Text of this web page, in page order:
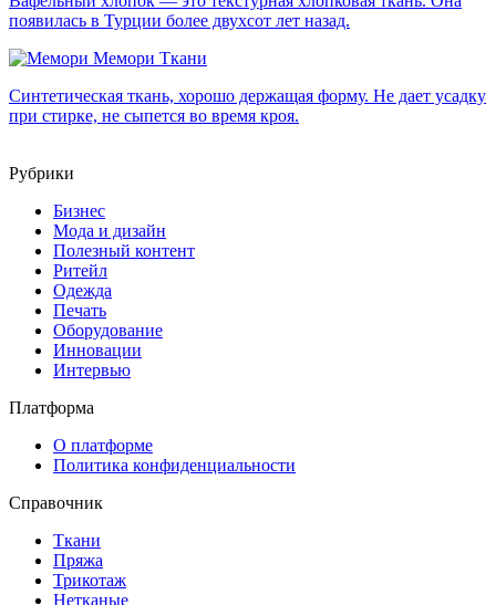
появилась в Турции более двухсот лет назад.
Мемори Ткани
Синтетическая ткань, хорошо держащая форму. Не дает усадку
при стирке, не сыпется во время кроя.
Рубрики
Бизнес
Мода и дизайн
Полезный контент
Ритейл
Одежда
Печать
Оборудование
Инновации
Интервью
Платформа
О платформе
Политика конфиденциальности
Справочник
Ткани
Пряжа
Трикотаж
Нетканые